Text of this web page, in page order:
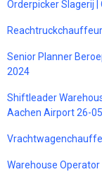
Orderpicker Slagerij
Senior Planner
2024
Shiftleader
Aachen Airport 26-
Warehouse